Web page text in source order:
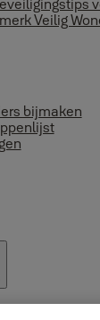
Veilig
bijmaken